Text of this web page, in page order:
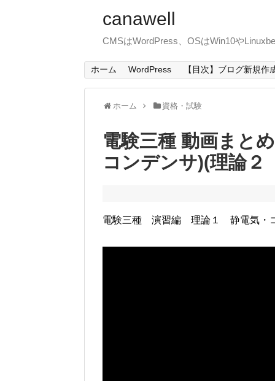
canawell
CMSはWordPress、OSはWin10や
ホーム WordPress 【目次】ブログ新規作
ホーム 資格・試験
電験三種 動画まと
コンデンサ)(理論
電験三種 演習編 理論１ 静電気・コ